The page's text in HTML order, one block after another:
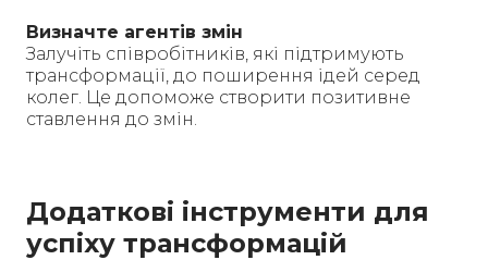
Визначте агентів змін
Залучіть співробітників, які підтримують
трансформації, до поширення ідей серед
колег. Це допоможе створити позитивне
ставлення до змін.
Додаткові інструменти для
успіху трансформацій